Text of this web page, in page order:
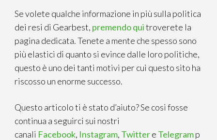
Se volete qualche informazione in più sulla politica
dei resi di Gearbest, premendo quitroverete la
pagina dedicata. Tenete a mente che spesso sono
più elastici di quanto si evince dalle loro politiche,
questo è uno dei tanti motivi per cui questo sito ha
riscosso un enorme successo.
Questo articolo ti è stato d’aiuto? Se cosi fosse
continua a seguirci sui nostri
canali Facebook, Instagram, Twittere Telegramp